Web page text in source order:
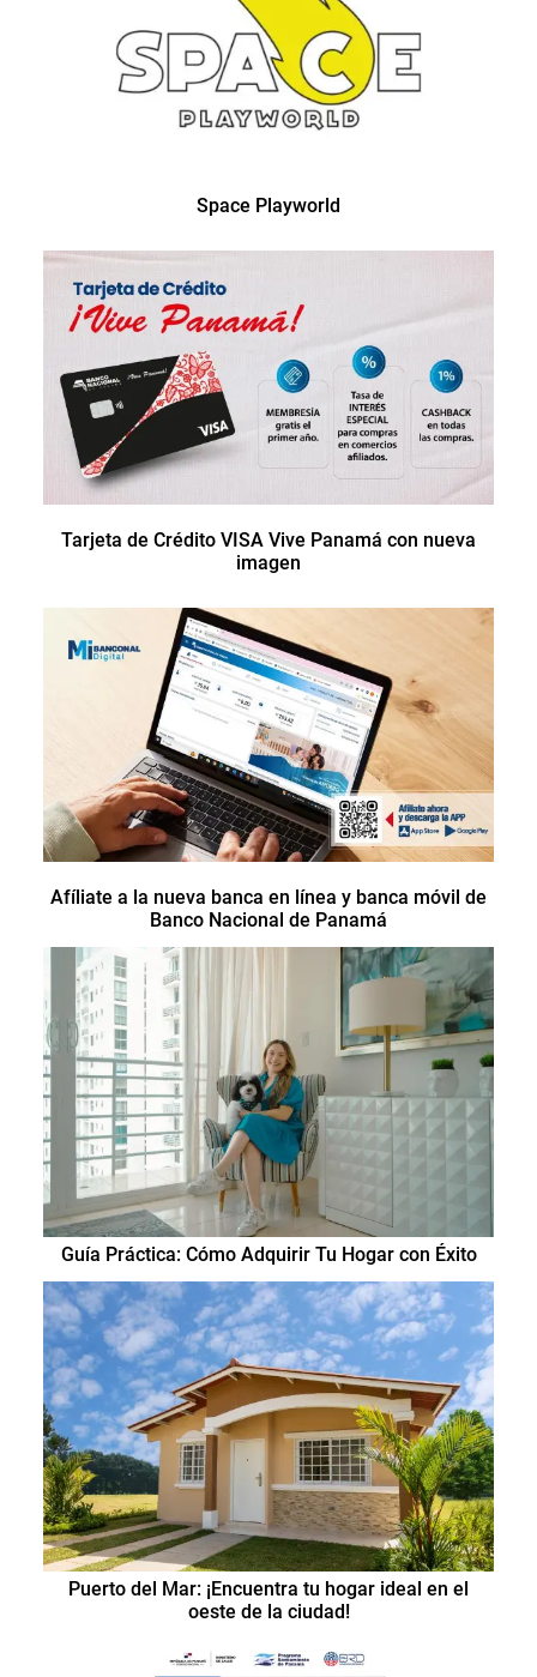
Space Playworld
Tarjeta de Crédito VISA Vive Panamá con nueva
imagen
Afíliate a la nueva banca en línea y banca móvil de
Banco Nacional de Panamá
Guía Práctica: Cómo Adquirir Tu Hogar con Éxito
Puerto del Mar: ¡Encuentra tu hogar ideal en el
oeste de la ciudad!